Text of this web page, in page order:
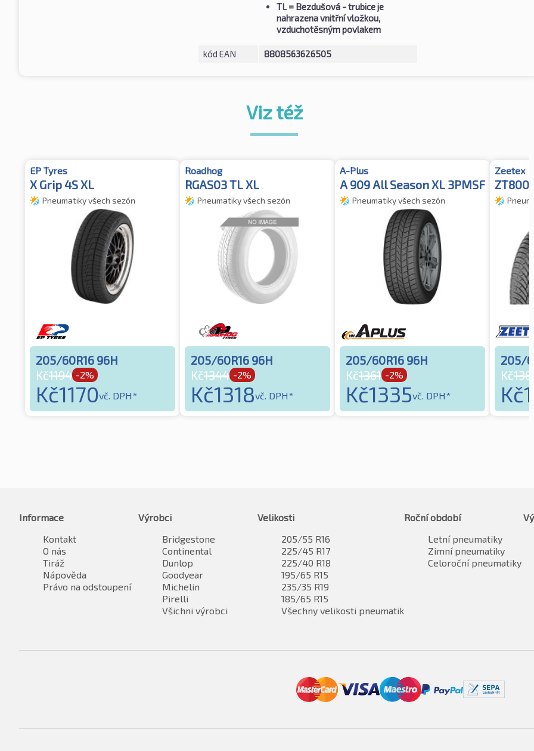
TL= Bezdušová - trubice je
nahrazena vnitřní vložkou,
vzduchotěsným povlakem
kód EAN 8808563626505
Viz též
EP Tyres
X Grip 4S XL
Pneumatiky všech sezón
205/60R16 96H
Kč1194 -2%
Kč1170vč. DPH*
Roadhog
RGAS03 TL XL
Pneumatiky všech sezón
205/60R16 96H
Kč1344 -2%
Kč1318vč. DPH*
A-Plus
A 909 All Season XL 3PMSF
Pneumatiky všech sezón
205/60R16 96H
Kč1361 -2%
Kč1335vč. DPH*
Zeetex
205/
Kč1385
Kč
Informace
Kontakt
O nás
Tiráž
Nápověda
Právo na odstoupení
Výrobci
Bridgestone
Continental
Dunlop
Goodyear
Michelin
Pirelli
Všichni výrobci
Velikosti
205/55 R16
225/45 R17
225/40 R18
195/65 R15
235/35 R19
185/65 R15
Všechny velikosti pneumatik
Roční období
Letní pneumatiky
Zimní pneumatiky
Celoroční pneumatiky